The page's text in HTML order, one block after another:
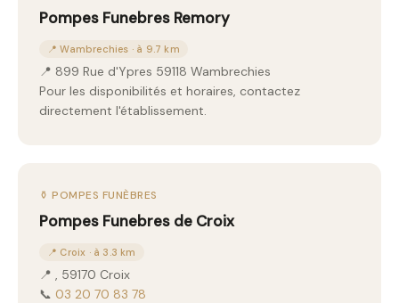
Pompes Funebres Remory
📍 Wambrechies · à 9.7 km
📍 899 Rue d'Ypres 59118 Wambrechies
Pour les disponibilités et horaires, contactez
directement l'établissement.
⚱️ POMPES FUNÈBRES
Pompes Funebres de Croix
📍 Croix · à 3.3 km
📍 , 59170 Croix
📞 03 20 70 83 78